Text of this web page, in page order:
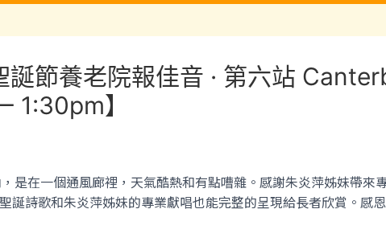
誕節養老院報佳音 · 第六站
1:30pm】
是在一個通風廊裡，天氣酷熱和有點嘈雜。感謝朱炎萍姊妹帶來
誕詩歌和朱炎萍姊妹的專業獻唱也能完整的呈現給長者欣賞。感